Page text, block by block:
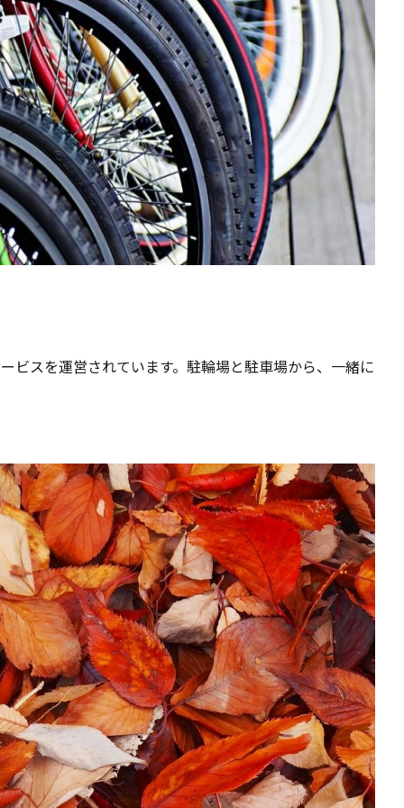
ビスを運営されています。駐輪場と駐車場から、一緒に